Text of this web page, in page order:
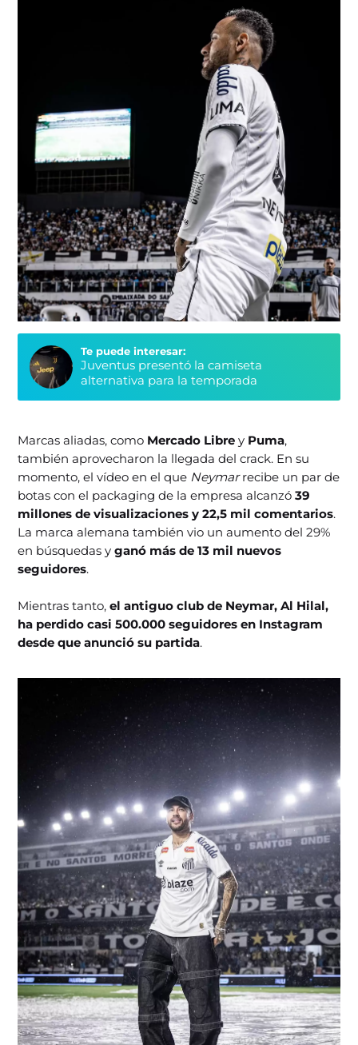
Te puede interesar:
Juventus presentó la camiseta
alternativa para la temporada
Marcas aliadas, como Mercado Libre y Puma,
también aprovecharon la llegada del crack. En su
momento, el vídeo en el que Neymarrecibe un par de
botas con el packaging de la empresa alcanzó39
millones de visualizaciones y 22,5 mil comentarios.
La marca alemana también vio un aumento del 29%
en búsquedas yganó más de 13 mil nuevos
seguidores.
Mientras tanto,el antiguo club de Neymar, Al Hilal,
ha perdido casi 500.000 seguidores en Instagram
desde que anunció su partida.